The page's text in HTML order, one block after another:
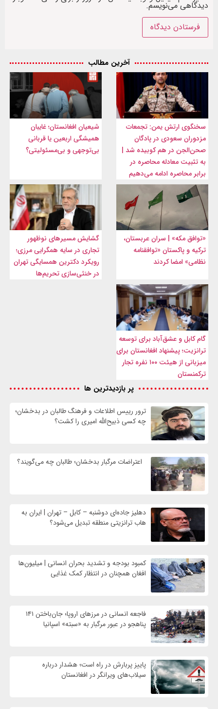
دیدگاهی می‌نویسم.
آخرین مطالب
سخنگوی ارتش یمن: تجمعات
مزدوران سعودی در پادگان
صحن‌الجن در هم کوبیده شد |
به تثبیت معادله محاصره در
برابر محاصره ادامه می‌دهیم
شیعیان افغانستان؛ غایبان
همیشگی اربعین یا قربانی
بی‌توجهی و بی‌مسئولیتی؟
«توافق مکه» | سران عربستان،
ترکیه و پاکستان «توافقنامه
نظامی» امضا کردند
گشایش مسیرهای نوظهور
تجاری در سایه همگرایی مرزی؛
رویکرد دکترین همسایگی تهران
در خنثی‌سازی تحریم‌ها
گام کابل و عشق‌آباد برای توسعه
ترانزیت؛ پیشنهاد افغانستان برای
میزبانی از هیئت ۱۰۰ نفره تجار
ترکمنستان
پر بازدیدترین ها
ترور رییس اطلاعات و فرهنگ طالبان در بدخشان؛
چه کسی ذبیح‌الله امیری را کشت؟
اعتراضات مرگبار بدخشان؛ طالبان چه می‌گویند؟
دهلیز جاده‌ای دوشنبه – کابل – تهران | ایران به
هاب ترانزیتی منطقه تبدیل می‌شود؟
کمبود بودجه و تشدید بحران انسانی | میلیون‌ها
افغان همچنان در انتظار کمک غذایی
فاجعه انسانی در مرزهای اروپا؛ جان‌باختن ۱۴۱
پناهجو در عبور مرگبار به «سبته» اسپانیا
پاییز پربارش در راه است؛ هشدار درباره
سیلاب‌های ویرانگر در افغانستان